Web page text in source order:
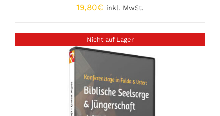
19,80€ inkl. MwSt.
Nicht auf Lager